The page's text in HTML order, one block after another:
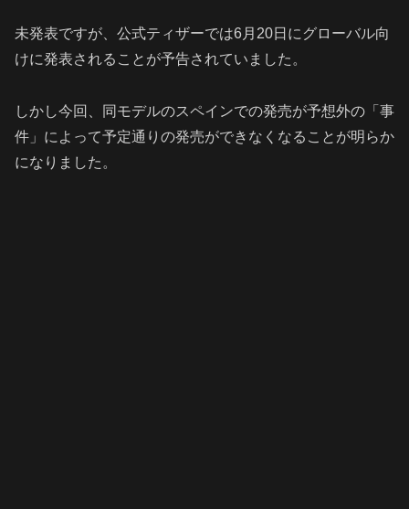
未発表ですが、公式ティザーでは6月20日にグローバル向
けに発表されることが予告されていました。
しかし今回、同モデルのスペインでの発売が予想外の「事
件」によって予定通りの発売ができなくなることが明らか
になりました。